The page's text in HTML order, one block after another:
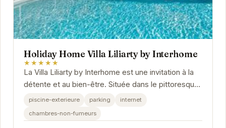
Holiday Home Villa Liliarty by Interhome
★★★★★
La Villa Liliarty by Interhome est une invitation à la
détente et au bien-être. Située dans le pittoresque
village de Carcès, cette villa vous...
piscine-exterieure parking
internet
chambres-non-fumeurs